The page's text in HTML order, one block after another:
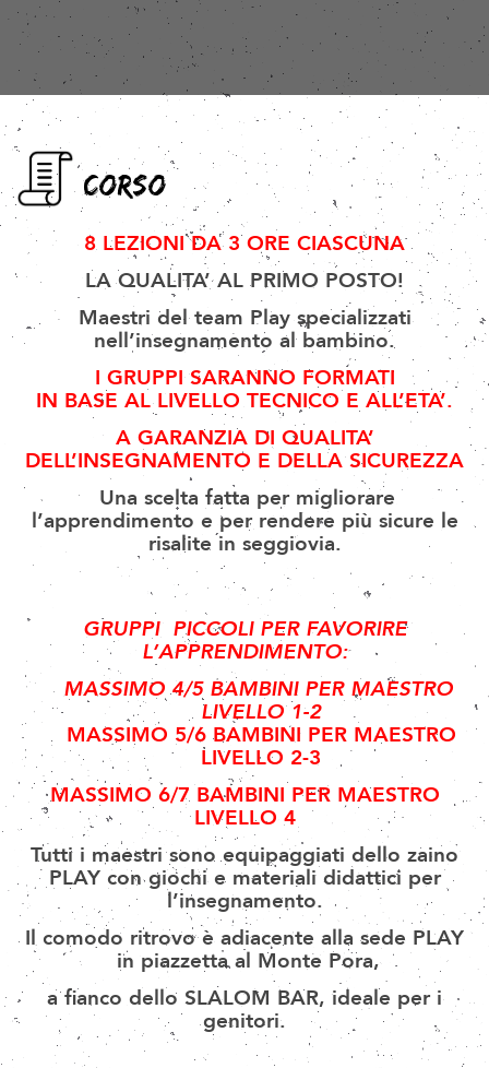
CORSO
8 LEZIONI DA 3 ORE CIASCUNA
LA QUALITA’ AL PRIMO POSTO!
Maestri delteam Play specializzati
nell’insegnamento al bambino.
I GRUPPI SARANNO FORMATI
IN BASE AL LIVELLO TECNICO E ALL’ETA’.
A GARANZIA DI QUALITA’
DELL’INSEGNAMENTO E DELLA SICUREZZA
Una scelta fatta per migliorare
l’apprendimento e per rendere più sicure le
risalite in seggiovia.
GRUPPI PICCOLI PER FAVORIRE
L’APPRENDIMENTO:
MASSIMO 4/5 BAMBINI PER MAESTRO
LIVELLO 1-2
MASSIMO 5/6 BAMBINI PER MAESTRO
LIVELLO 2-3
MASSIMO 6/7 BAMBINI PER MAESTRO
LIVELLO 4
Tutti i maestri sono equipaggiati dello zaino
PLAY con giochi e materiali didattici per
l’insegnamento.
Il comodo ritrovo è adiacente alla sede PLAY
in piazzetta al Monte Pora,
a fianco dello SLALOM BAR, ideale per i
genitori.